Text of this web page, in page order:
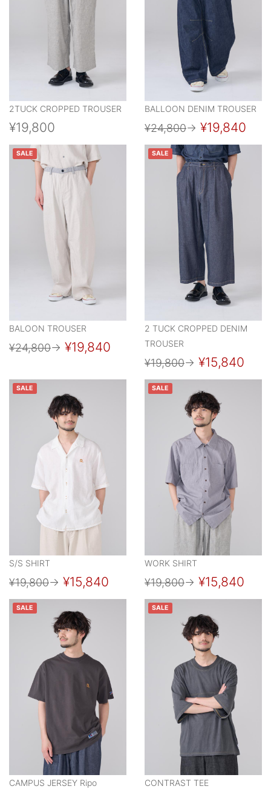
2TUCK CROPPED TROUSER
¥19,800
BALLOON DENIM TROUSER
¥24,800→ ¥19,840
SALE
BALOON TROUSER
¥24,800→ ¥19,840
SALE
2 TUCK CROPPED DENIM
TROUSER
¥19,800→ ¥15,840
SALE
S/S SHIRT
¥19,800→ ¥15,840
SALE
WORK SHIRT
¥19,800→ ¥15,840
SALE
CAMPUS JERSEY Ripo
SALE
CONTRAST TEE